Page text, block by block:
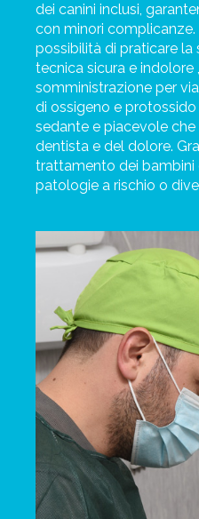
dei canini inclusi,
con minori
possibilità di praticare la
tecnica sicura e indolore
somministrazione per
di ossigeno e
sedante e piacevole
dentista e del dolore.
trattamento dei bambini
patologie a rischio o